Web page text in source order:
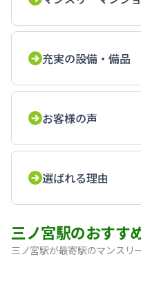
充実の設備・備品
お客様の声
選ばれる理由
三ノ宮駅のおすす
三ノ宮駅が最寄駅のマンスリ